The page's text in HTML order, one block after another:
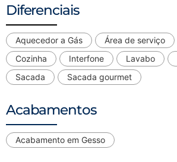
Diferenciais
Aquecedor a Gás Área de serviço
Cozinha
Interfone Lavabo
Sacada
Sacada gourmet
Acabamentos
Acabamento em Gesso